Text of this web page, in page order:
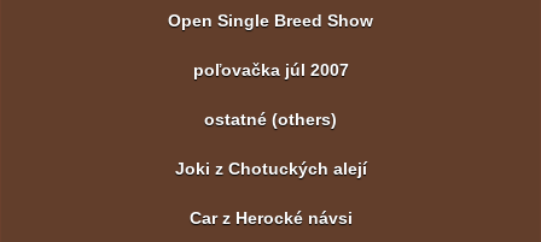
Open Single Breed Show
poľovačka júl 2007
ostatné (others)
Joki z Chotuckých alejí
Car z Herocké návsi